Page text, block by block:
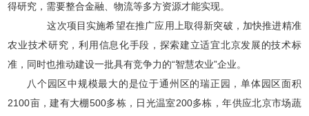
得研究，需要整合金融、物流等多方资源才能实现。
这次项目实施希望在推广应用上取得新突破，加快推进精准
农业技术研究，利用信息化手段，探索建立适宜北京发展的技术标
准，同时也推动建设一批具有竞争力的“智慧农业”企业。
八个园区中规模最大的是位于通州区的瑞正园，单体园区面积
2100亩，建有大棚500多栋，日光温室200多栋，年供应北京市场蔬